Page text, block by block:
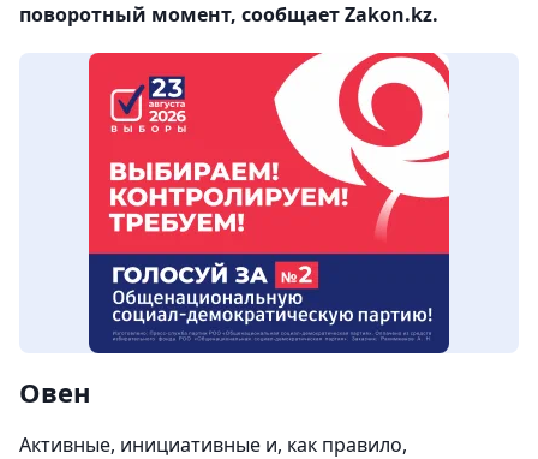
поворотный момент, сообщает Zakon.kz.
Овен
Активные, инициативные и, как правило,